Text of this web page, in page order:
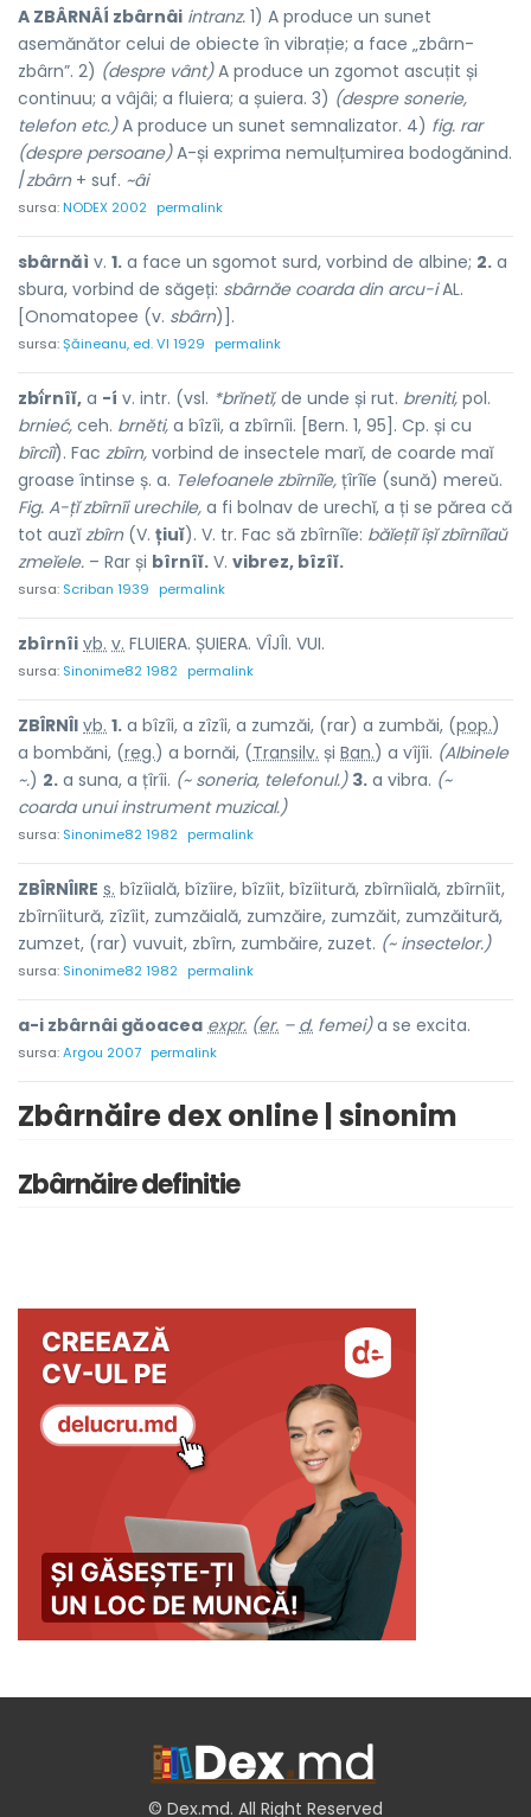
A ZBÂRNÂÍ zbârnâi intranz. 1) A produce un sunet
asemănător celui de obiecte în vibrație; a face „zbârn-
zbârn”. 2) (despre vânt)A produce un zgomot ascuțit și
continuu; a vâjâi; a fluiera; a șuiera. 3) (despre sonerie,
telefon etc.)A produce un sunet semnalizator. 4) fig. rar
(despre persoane)A-și exprima nemulțumirea bodogănind.
/zbârn+ suf. ~âi
sursa:NODEX 2002 permalink
sbârnăì v. 1. a face un sgomot surd, vorbind de albine; 2. a
sbura, vorbind de săgeți: sbârnăe coarda din arcu-iAL.
[Onomatopee (v. sbârn)].
sursa:Șăineanu, ed. VI 1929 permalink
zbî́rnîĭ, a -í v. intr. (vsl. *brĭnetĭ, de unde și rut. breniti, pol.
brnieć, ceh. brnĕti, a bîzîi, a zbîrnîi. [Bern. 1, 95]. Cp. și cu
bîrcîĭ). Fac zbîrn, vorbind de insectele marĭ, de coarde maĭ
groase întinse ș. a. Telefoanele zbîrnîĭe, țîrîĭe (sună) mereŭ.
Fig. A-țĭ zbîrnîi urechile, a fi bolnav de urechĭ, a ți se părea că
tot auzĭzbîrn(V. țiuĭ). V. tr. Fac să zbîrnîĭe: băĭețiĭ îșĭ zbîrnîĭaŭ
zmeĭele. – Rar și bîrnîĭ. V. vibrez, bîzîĭ.
sursa: Scriban 1939 permalink
zbîrnîi vb. v. FLUIERA. ȘUIERA. VÎJÎI. VUI.
sursa: Sinonime82 1982 permalink
ZBÎRNÎI vb. 1. a bîzîi, a zîzîi, a zumzăi, (rar) a zumbăi, (pop.)
a bombăni, (reg.) a bornăi, (Transilv. și Ban.) a vîjîi. (Albinele
~.) 2. a suna, a țîrîi. (~ soneria, telefonul.) 3. a vibra. (~
coarda unui instrument muzical.)
sursa: Sinonime82 1982 permalink
ZBÎRNÎIRE s. bîzîială, bîzîire, bîzîit, bîzîitură, zbîrnîială, zbîrnîit,
zbîrnîitură, zîzîit, zumzăială, zumzăire, zumzăit, zumzăitură,
zumzet, (rar) vuvuit, zbîrn, zumbăire, zuzet. (~ insectelor.)
sursa: Sinonime82 1982 permalink
a-i zbârnâi găoacea expr. (er. – d. femei)a se excita.
sursa:Argou 2007 permalink
Zbârnăire dex online | sinonim
Zbârnăire definitie
© Dex.md. All Right Reserved